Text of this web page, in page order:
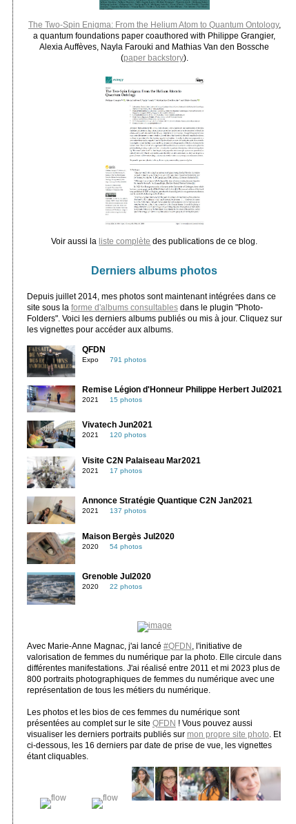
The Two-Spin Enigma: From the Helium Atom to Quantum Ontology,
a quantum foundations paper coauthored with Philippe Grangier,
Alexia Auffèves, Nayla Farouki and Mathias Van den Bossche
(paper backstory).
Voir aussi la liste complète des publications de ce blog.
Derniers albums photos
Depuis juillet 2014, mes photos sont maintenant intégrées dans ce
site sous la forme d'albums consultablesdans le plugin "Photo-
Folders". Voici les derniers albums publiés ou mis à jour. Cliquez sur
les vignettes pour accéder aux albums.
QFDN
Expo 791 photos
Remise Légion d'Honneur Philippe Herbert Jul2021
2021 15 photos
Vivatech Jun2021
2021 120 photos
Visite C2N Palaiseau Mar2021
2021 17 photos
Annonce Stratégie Quantique C2N Jan2021
2021 137 photos
Maison Bergès Jul2020
2020 54 photos
Grenoble Jul2020
2020 22 photos
Avec Marie-Anne Magnac, j'ai lancé #QFDN
, l'initiative de
valorisation de femmes du numérique par la photo. Elle circule dans
différentes manifestations. J'ai réalisé entre 2011 et mi 2023 plus de
800 portraits photographiques de femmes du numérique avec une
représentation de tous les métiers du numérique.
Les photos et les bios de ces femmes du numérique sont
présentées au complet sur le site QFDN ! Vous pouvez aussi
visualiser les derniers portraits publiés sur mon propre site photo . Et
ci-dessous, les 16 derniers par date de prise de vue, les vignettes
étant cliquables.